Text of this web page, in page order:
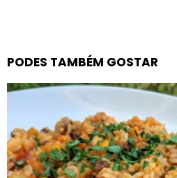
PODES TAMBÉM GOSTAR